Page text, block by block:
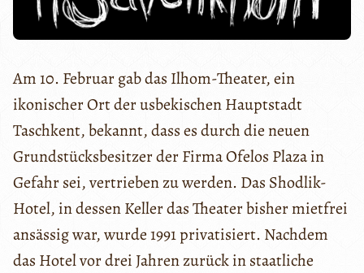
Am 10. Februar gab das Ilhom-Theater, ein
ikonischer Ort der usbekischen Hauptstadt
Taschkent, bekannt, dass es durch die neuen
Grundstücksbesitzer der Firma Ofelos Plaza in
Gefahr sei, vertrieben zu werden. Das Shodlik-
Hotel, in dessen Keller das Theater bisher mietfrei
ansässig war, wurde 1991 privatisiert. Nachdem
das Hotel vor drei Jahren zurück in staatliche